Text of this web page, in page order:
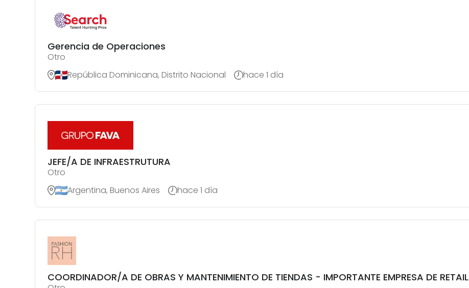
Gerencia de Operaciones
Otro
República Dominicana, Distrito Nacional
hace 1 día
JEFE/A DE INFRAESTRUTURA
Otro
Argentina, Buenos Aires
hace 1 día
COORDINADOR/A DE OBRAS Y MANTENIMIENTO DE TIENDAS - IMPORTANTE EMPRESA DE RETAIL